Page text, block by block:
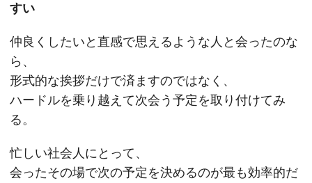
すい
仲良くしたいと直感で思えるような人と会ったのな
ら、
形式的な挨拶だけで済ますのではなく、
ハードルを乗り越えて次会う予定を取り付けてみ
る。
忙しい社会人にとって、
会ったその場で次の予定を決めるのが最も効率的だ